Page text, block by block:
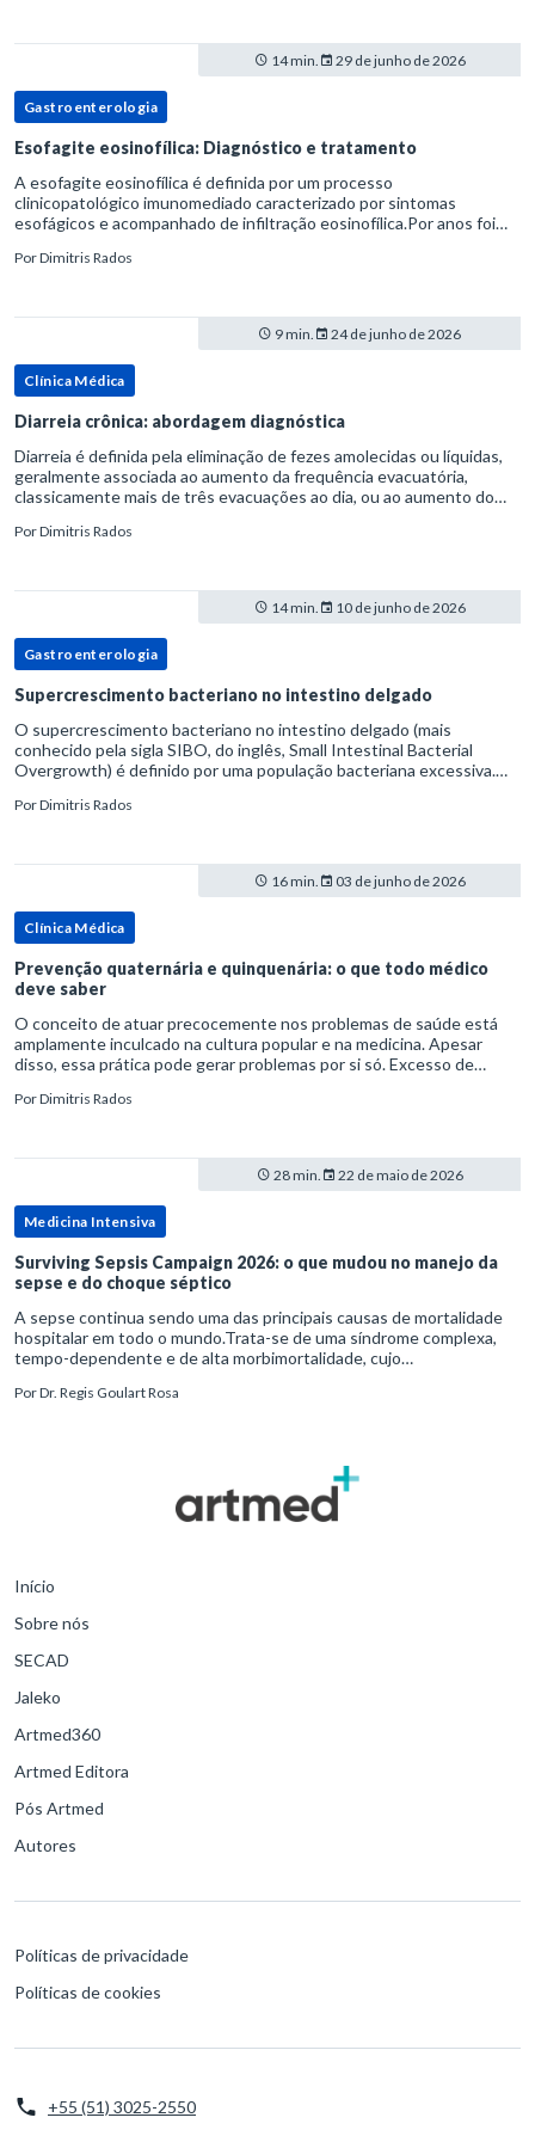
14 min. 29 de junho de 2026
Gastroenterologia
Esofagite eosinofílica: Diagnóstico e tratamento
A esofagite eosinofílica é definida por um processo
clinicopatológico imunomediado caracterizado por sintomas
esofágicos e acompanhado de infiltração eosinofílica.Por anos foi
refluxo gastr
PorDimitris Rados
9 min. 24 de junho de 2026
Clínica Médica
Diarreia crônica: abordagem diagnóstica
Diarreia é definida pela eliminação de fezes amolecidas ou líquidas,
geralmente associada ao aumento da frequência evacuatória,
classicamente mais de três evacuações ao dia, ou ao aumento do
PorDimitris Rados
14 min. 10 de junho de 2026
Gastroenterologia
Supercrescimento bacteriano no intestino delgado
O supercrescimento bacteriano no intestino delgado (mais
conhecido pela sigla SIBO, do inglês, Small Intestinal Bacterial
Overgrowth) é definido por uma população bacteriana excessiva.
PorDimitris Rados
16 min. 03 de junho de 2026
Clínica Médica
Prevenção quaternária e quinquenária: o que todo médico
deve saber
O conceito de atuar precocemente nos problemas de saúde está
amplamente inculcado na cultura popular e na medicina. Apesar
disso, essa prática pode gerar problemas por si só. Excesso de
PorDimitris Rados
28 min. 22 de maio de 2026
Medicina Intensiva
Surviving Sepsis Campaign 2026: o que mudou no manejo da
sepse e do choque séptico
A sepse continua sendo uma das principais causas de mortalidade
hospitalar em todo o mundo.Trata-se de uma síndrome complexa,
tempo-dependente e de alta morbimortalidade, cujo
para o desfe
PorDr. Regis Goulart Rosa
Início
Sobre nós
SECAD
Jaleko
Artmed360
Artmed Editora
Pós Artmed
Autores
Políticas de privacidade
Políticas de cookies
+55 (51) 3025-2550